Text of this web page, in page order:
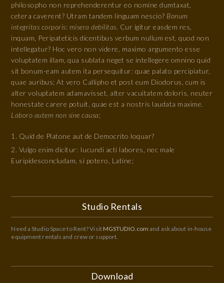
philosopho non reprehenderentur eo nomine dumtaxat,
cetera caverent? Utram tandem linguam nescio? Bonum
integritas corporis: misera debilitas. Cur igitur easdem res,
inquam, Peripateticis dicentibus verbum nullum est, quod non
intellegatur? Hoc vero non videre, maximo argumento esse
voluptatem illam, qua sublata neget se intellegere omnino quid
sit bonum-eam autem ita persequitur: quae palato percipiatur,
quae auribus; At vero Callipho et post eum Diodorus, cum is
alter voluptatem adamavisset, alter vacuitatem doloris, neuter
honestate carere potuit, quae est a nostris laudata maxime.
Laboro autem non sine causa;
Quid de Platone aut de Democrito loquar?
Vulgo enim dicitur: Iucundi acti labores, nec male
Euripidesconcludam, si potero, Latine;
Studio Rentals
Need a Studio Space to Rent? VisitMGSTUDIO.com and ask about in-house
equipment rentals and crew or support.
Download